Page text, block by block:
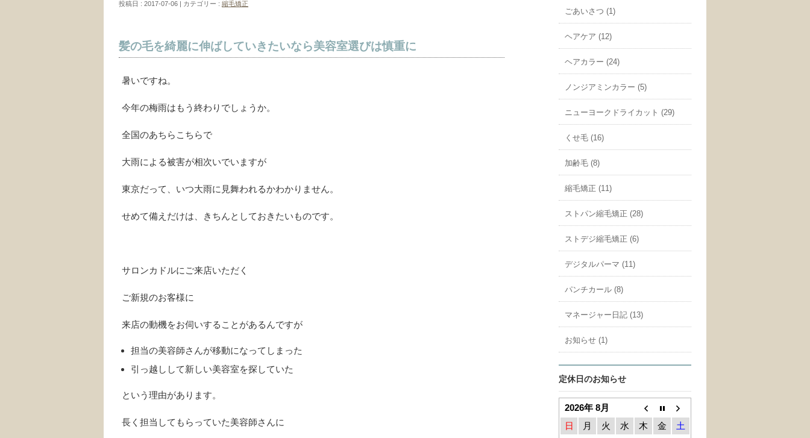
投稿日 : 2017-07-06 カテゴリー : 縮毛矯正
髪の毛を綺麗に伸ばしていきたいなら美容室選びは慎重に
暑いですね。
今年の梅雨はもう終わりでしょうか。
全国のあちらこちらで
大雨による被害が相次いでいますが
東京だって、いつ大雨に見舞われるかわかりません。
せめて備えだけは、きちんとしておきたいものです。
サロンカドルにご来店いただく
ご新規のお客様に
来店の動機をお伺いすることがあるんですが
担当の美容師さんが移動になってしまった
引っ越しして新しい美容室を探していた
という理由があります。
長く担当してもらっていた美容師さんに
ごあいさつ (1)
ヘアケア (12)
ヘアカラー (24)
ノンジアミンカラー (5)
ニューヨークドライカット (29)
くせ毛 (16)
加齢毛 (8)
縮毛矯正 (11)
ストパン縮毛矯正 (28)
ストデジ縮毛矯正 (6)
デジタルパーマ (11)
パンチカール (8)
マネージャー日記 (13)
お知らせ (1)
定休日のお知らせ
2026年 8月
日
月 火 水 木 金
土